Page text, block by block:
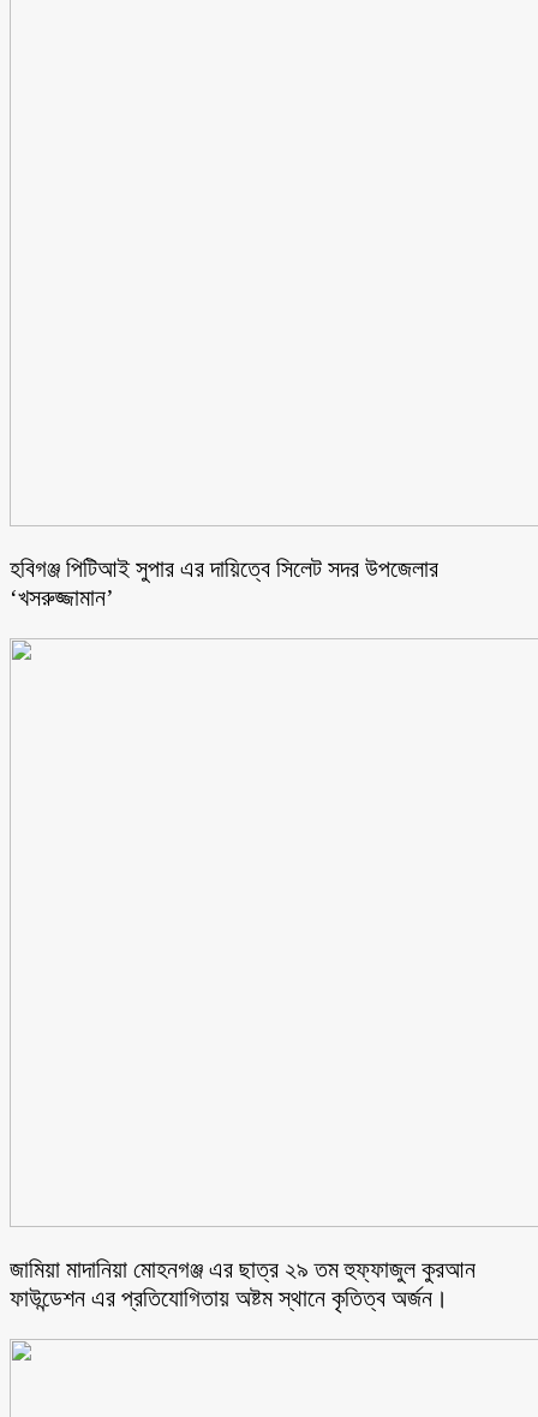
হবিগঞ্জ পিটিআই সুপার এর দায়িত্বে সিলেট সদর উপজেলার
‘খসরুজ্জামান’
জামিয়া মাদানিয়া মোহনগঞ্জ এর ছাত্র ২৯ তম হুফ্ফাজুল কুরআন
ফাউন্ডেশন এর প্রতিযোগিতায় অষ্টম স্থানে কৃতিত্ব অর্জন।